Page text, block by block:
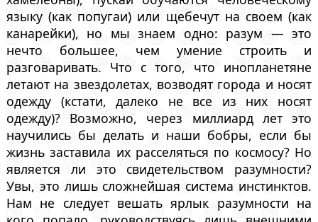
языку (как попугаи) или щебечут на своем (как
канарейки), но мы знаем одно: разум — это
нечто большее, чем умение строить и
разговаривать. Что с того, что инопланетяне
летают на звездолетах, возводят города и носят
одежду (кстати, далеко не все из них носят
одежду)? Возможно, через миллиард лет это
научились бы делать и наши бобры, если бы
жизнь заставила их расселяться по космосу? Но
является ли это свидетельством разумности?
Увы, это лишь сложнейшая система инстинктов.
Нам не следует вешать ярлык разумности на